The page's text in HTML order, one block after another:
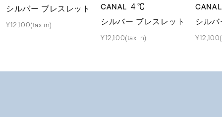
シルバー ブレスレット
¥12,100(tax in)
CANAL ４℃
シルバー ブレスレット
¥12,100(tax in)
シル